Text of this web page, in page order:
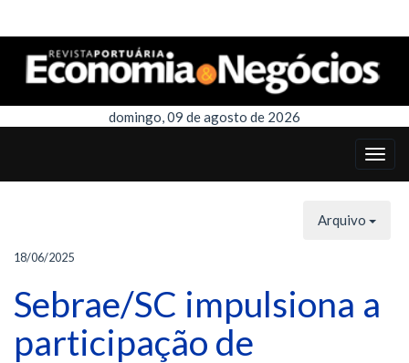
domingo, 09 de agosto de 2026
Arquivo
18/06/2025
Sebrae/SC impulsiona a
participação de